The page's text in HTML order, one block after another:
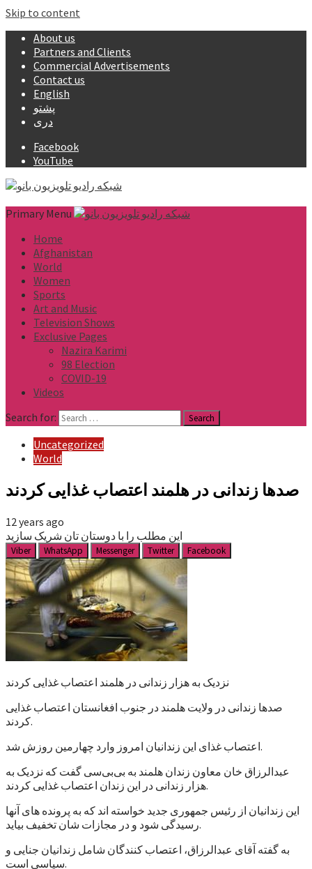
Skip to content
About us
Partners and Clients
Commercial Advertisements
Contact us
English
پشتو
دری
Facebook
YouTube
Primary Menu
Home
Afghanistan
World
Women
Sports
Art and Music
Television Shows
Exclusive Pages
Nazira Karimi
98 Election
COVID-19
Videos
Search for:
Uncategorized
World
صدها زندانی در هلمند اعتصاب غذایی کردند
12 years ago
این مطلب را با دوستان تان شریک سازید
Viber WhatsApp Messenger Twitter Facebook
نزدیک به هزار زندانی در هلمند اعتصاب غذایی کردند
صدها زندانی در ولایت هلمند در جنوب افغانستان اعتصاب غذایی
کردند.
اعتصاب غذای این زندانیان امروز وارد چهارمین روزش شد.
عبدالرزاق خان معاون زندان هلمند به بی‌بی‌سی گفت که نزدیک به
هزار زندانی در این زندان اعتصاب غذایی کردند.
این زندانیان از رئیس جمهوری جدید خواسته اند که به پرونده های آنها
رسیدگی شود و در مجازات شان تخفیف بیاید.
به گفته آقای عبدالرزاق، اعتصاب کنندگان شامل زندانیان جنایی و
سیاسی است.